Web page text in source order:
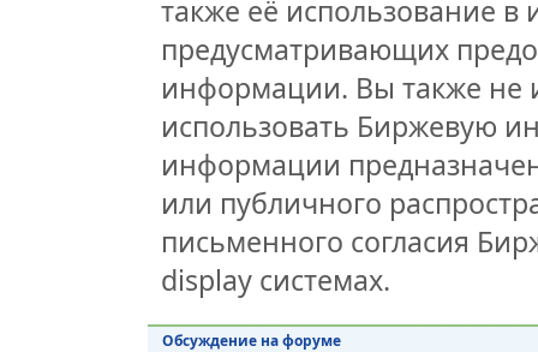
также её использование
предусматривающих
информации. Вы также не
использовать Биржевую
информации
или публичного
письменного согласия
display системах.
Обсуждение на форуме